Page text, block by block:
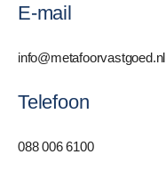
E-mail
info@metafoorvastgoed.nl
Telefoon
088 006 6100